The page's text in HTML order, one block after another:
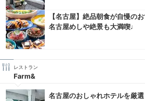
【名古屋】絶品朝食が自慢の
名古屋めしや絶景も大満喫♩
レストラン
Farm&
名古屋のおしゃれホテルを厳